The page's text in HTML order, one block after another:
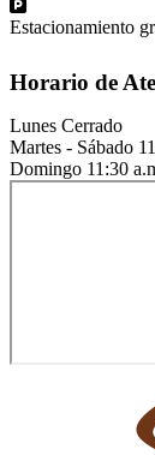
Estacionamiento
Horario de
Lunes Cerrado
Martes - Sábado
Domingo 11:30